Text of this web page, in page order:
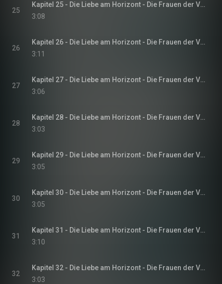
25
Kapitel 25 - Die Liebe am Horizont - Die Frauen der Villa Sommerwind, Band 3
3:08
26
Kapitel 26 - Die Liebe am Horizont - Die Frauen der Villa Sommerwind, Band 3
3:11
27
Kapitel 27 - Die Liebe am Horizont - Die Frauen der Villa Sommerwind, Band 3
3:06
28
Kapitel 28 - Die Liebe am Horizont - Die Frauen der Villa Sommerwind, Band 3
3:03
29
Kapitel 29 - Die Liebe am Horizont - Die Frauen der Villa Sommerwind, Band 3
3:05
30
Kapitel 30 - Die Liebe am Horizont - Die Frauen der Villa Sommerwind, Band 3
3:05
31
Kapitel 31 - Die Liebe am Horizont - Die Frauen der Villa Sommerwind, Band 3
3:10
32
Kapitel 32 - Die Liebe am Horizont - Die Frauen der Villa Sommerwind, Band 3
3:03